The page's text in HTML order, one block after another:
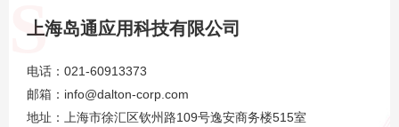
上海岛通应用科技有限公司
电话：021-60913373
邮箱： info@dalton-corp.com
地址：上海市徐汇区钦州路109号逸安商务楼515室